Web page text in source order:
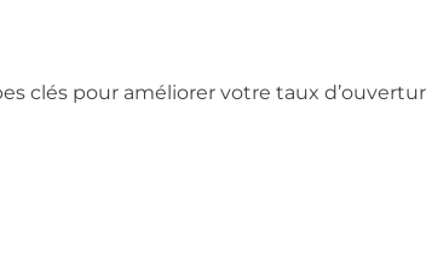
clés pour améliorer votre taux